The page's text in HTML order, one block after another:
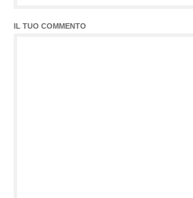
IL TUO COMMENTO